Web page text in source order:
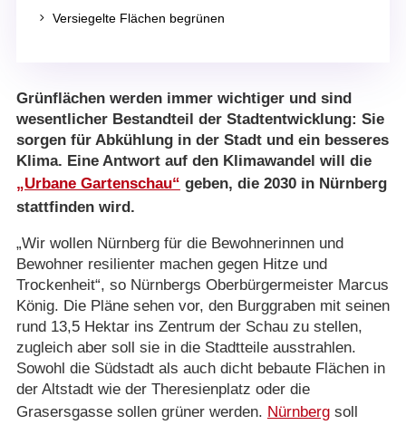
5 Versiegelte Flächen begrünen
Grünflächen werden immer wichtiger und sind
wesentlicher Bestandteil der Stadtentwicklung: Sie
sorgen für Abkühlung in der Stadt und ein besseres
Klima. Eine Antwort auf den Klimawandel will die
„Urbane Gartenschau“ geben, die 2030 in Nürnberg
stattfinden wird.
„Wir wollen Nürnberg für die Bewohnerinnen und
Bewohner resilienter machen gegen Hitze und
Trockenheit“, so Nürnbergs Oberbürgermeister Marcus
König. Die Pläne sehen vor, den Burggraben mit seinen
rund 13,5 Hektar ins Zentrum der Schau zu stellen,
zugleich aber soll sie in die Stadtteile ausstrahlen.
Sowohl die Südstadt als auch dicht bebaute Flächen in
der Altstadt wie der Theresienplatz oder die
Grasersgasse sollen grüner werden. Nürnbergsoll